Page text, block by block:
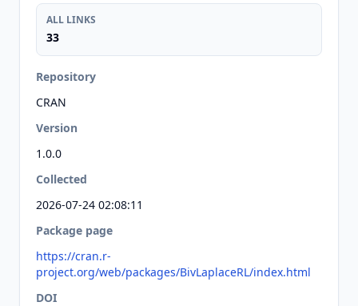
ALL LINKS
33
Repository
CRAN
Version
1.0.0
Collected
2026-07-24 02:08:11
Package page
https://cran.r-
project.org/web/packages/BivLaplaceRL/index.html
DOI